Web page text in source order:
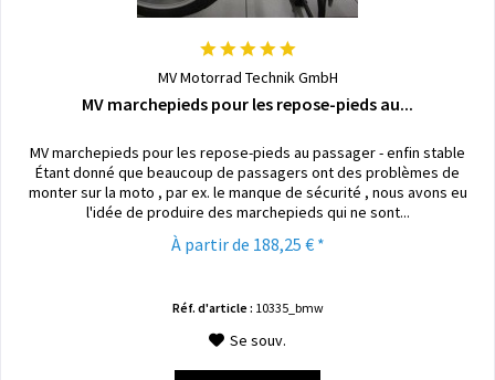
MV Motorrad Technik GmbH
MV marchepieds pour les repose-pieds au...
MV marchepieds pour les repose-pieds au passager - enfin stable
Étant donné que beaucoup de passagers ont des problèmes de
monter sur la moto , par ex. le manque de sécurité , nous avons eu
l'idée de produire des marchepieds qui ne sont...
À partir de 188,25 € *
Réf. d'article : 10335_bmw
Se souv.